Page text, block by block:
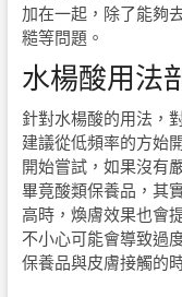
加在一起，除了能夠
糙等問題。
水楊酸用法
針對水楊酸的用法，
建議從低頻率的方始
開始嘗試，如果沒有
畢竟酸類保養品，其
高時，煥膚效果也會
不小心可能會導致過
保養品與皮膚接觸的